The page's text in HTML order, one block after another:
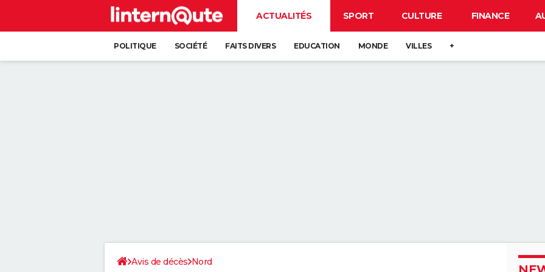
ACTUALITÉS SPORT CULTURE FINANCE
POLITIQUE SOCIÉTÉ FAITS DIVERS EDUCATION MONDE VILLES +
Avis de décès Nord